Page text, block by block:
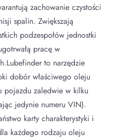
zachowanie czystości
spalin. Zwiększają
podzespołów jednostki
pracę w
to narzędzie
dobór właściwego oleju
pojazdu zaledwie w kilku
jedynie numeru VIN).
karty charakterystyki i
każdego rodzaju oleju